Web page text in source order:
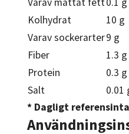
Kolhydrat
10 g
Varav sockerarter9 g
Fiber
1.3 g
Protein
0.3 g
Salt
0.01
* Dagligt